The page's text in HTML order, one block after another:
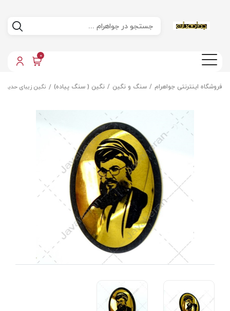
0
فروشگاه اینترنتی جواهرام سنگ و نگین نگین ( سنگ پیاده) نگین زیبای حدید